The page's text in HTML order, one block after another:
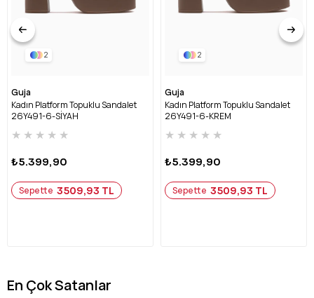
2
Guja
Kadın Platform Topuklu Sandalet
26Y491-6-SİYAH
★ ★ ★ ★ ★
₺5.399,90
Sepette 3509,93 TL
2
Guja
Kadın Platform Topuklu Sandalet
26Y491-6-KREM
★ ★ ★ ★ ★
₺5.399,90
Sepette 3509,93 TL
En Çok Satanlar